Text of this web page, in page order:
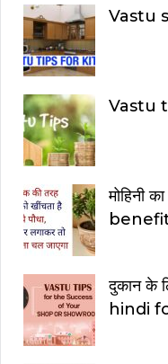
Vastu
Vastu
मोहिनी
दुकान के
hindi